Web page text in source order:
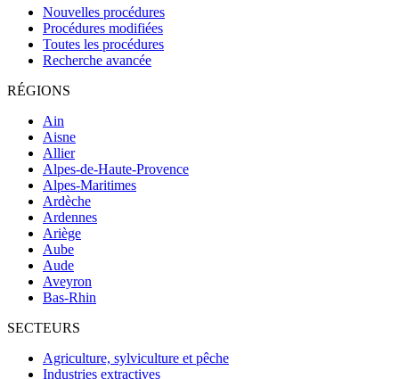
Nouvelles procédures
Procédures modifiées
Toutes les procédures
Recherche avancée
RÉGIONS
Ain
Aisne
Allier
Alpes-de-Haute-Provence
Alpes-Maritimes
Ardèche
Ardennes
Ariège
Aube
Aude
Aveyron
Bas-Rhin
SECTEURS
Agriculture, sylviculture et pêche
Industries extractives